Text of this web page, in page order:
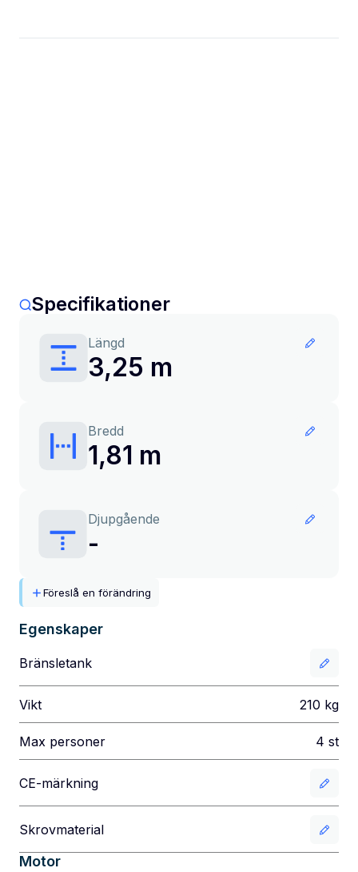
Specifikationer
Längd
3,25 m
Bredd
1,81 m
Djupgående
-
Föreslå en förändring
Egenskaper
Bränsletank
Vikt 210 kg
Max personer 4 st
CE-märkning
Skrovmaterial
Motor